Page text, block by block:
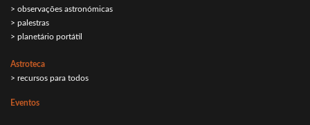
> observações astronómicas
> palestras
> planetário portátil
Astroteca
> recursos para todos
Eventos